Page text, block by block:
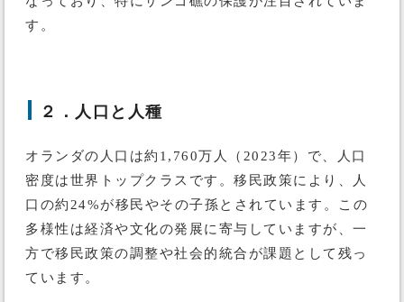
す。
２．人口と人種
オランダの人口は約1,760万人（2023年）で、人口
密度は世界トップクラスです。移民政策により、人
口の約24%が移民やその子孫とされています。この
多様性は経済や文化の発展に寄与していますが、一
方で移民政策の調整や社会的統合が課題として残っ
ています。